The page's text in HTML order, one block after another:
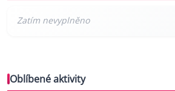
Oblíbené aktivity